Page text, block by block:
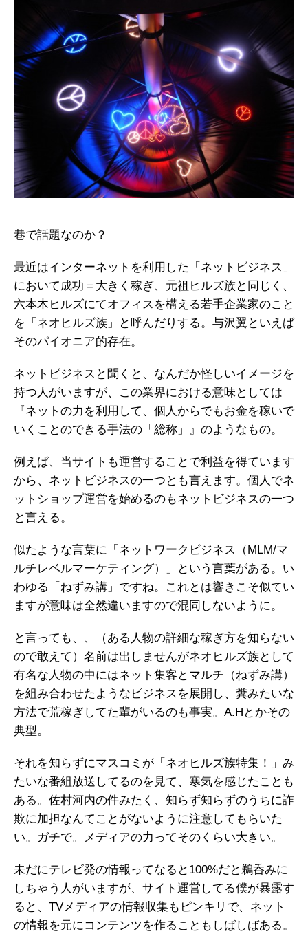
巷で話題なのか？
最近はインターネットを利用した「ネットビジネス」
において成功＝大きく稼ぎ、元祖ヒルズ族と同じく、
六本木ヒルズにてオフィスを構える若手企業家のこと
を「ネオヒルズ族」と呼んだりする。与沢翼といえば
そのパイオニア的存在。
ネットビジネスと聞くと、なんだか怪しいイメージを
持つ人がいますが、この業界における意味としては
『ネットの力を利用して、個人からでもお金を稼いで
いくことのできる手法の「総称」』のようなもの。
例えば、当サイトも運営することで利益を得ています
から、ネットビジネスの一つとも言えます。個人でネ
ットショップ運営を始めるのもネットビジネスの一つ
と言える。
似たような言葉に「ネットワークビジネス（MLM/マ
ルチレベルマーケティング）」という言葉がある。い
わゆる「ねずみ講」ですね。これとは響きこそ似てい
ますが意味は全然違いますので混同しないように。
と言っても、、（ある人物の詳細な稼ぎ方を知らない
ので敢えて）名前は出しませんがネオヒルズ族として
有名な人物の中にはネット集客とマルチ（ねずみ講）
を組み合わせたようなビジネスを展開し、糞みたいな
方法で荒稼ぎしてた輩がいるのも事実。A.Hとかその
典型。
それを知らずにマスコミが「ネオヒルズ族特集！」み
たいな番組放送してるのを見て、寒気を感じたことも
ある。佐村河内の件みたく、知らず知らずのうちに詐
欺に加担なんてことがないように注意してもらいた
い。ガチで。メディアの力ってそのくらい大きい。
未だにテレビ発の情報ってなると100%だと鵜呑みに
しちゃう人がいますが、サイト運営してる僕が暴露す
ると、TVメディアの情報収集もピンキリで、ネット
の情報を元にコンテンツを作ることもしばしばある。